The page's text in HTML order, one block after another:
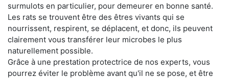
surmulots en particulier, pour demeurer en bonne santé.
Les rats se trouvent être des êtres vivants qui se
nourrissent, respirent, se déplacent, et donc, ils peuvent
clairement vous transférer leur microbes le plus
naturellement possible.
Grâce à une prestation protectrice de nos experts, vous
pourrez éviter le problème avant qu'il ne se pose, et être